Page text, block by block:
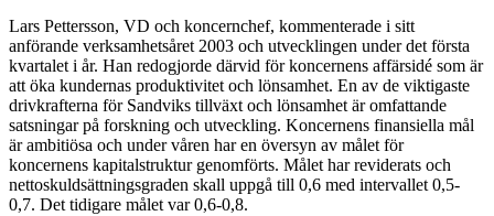
Lars Pettersson, VD och koncernchef, kommenterade i sitt
anförande verksamhetsåret 2003 och utvecklingen under det första
kvartalet i år. Han redogjorde därvid för koncernens affärsidé som är
att öka kundernas produktivitet och lönsamhet. En av de viktigaste
drivkrafterna för Sandviks tillväxt och lönsamhet är omfattande
satsningar på forskning och utveckling. Koncernens finansiella mål
är ambitiösa och under våren har en översyn av målet för
koncernens kapitalstruktur genomförts. Målet har reviderats och
nettoskuldsättningsgraden skall uppgå till 0,6 med intervallet 0,5-
0,7. Det tidigare målet var 0,6-0,8.